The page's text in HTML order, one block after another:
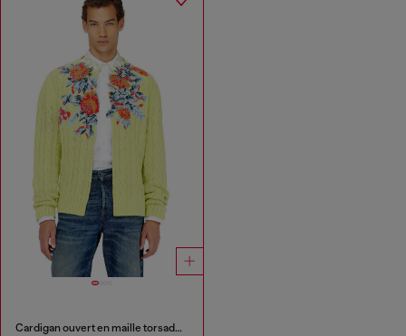
Cardigan ouvert en maille torsadée à motif floral